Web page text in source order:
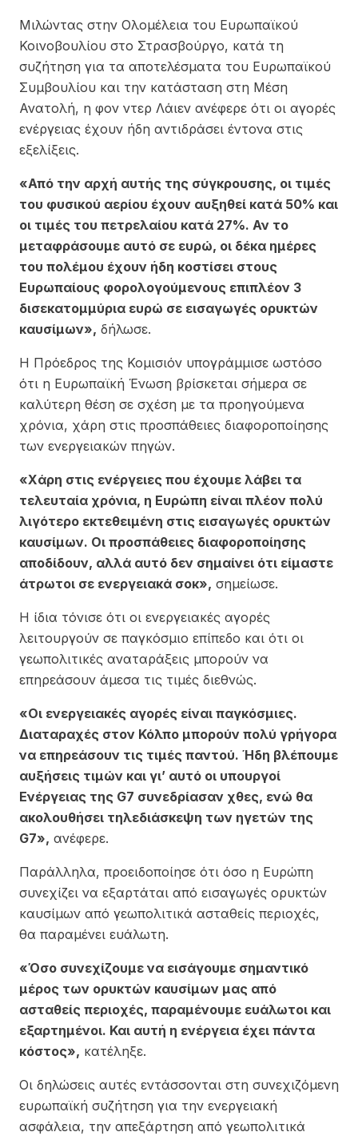
Μιλώντας στην Ολομέλεια του Ευρωπαϊκού
Κοινοβουλίου στο Στρασβούργο, κατά τη
συζήτηση για τα αποτελέσματα του Ευρωπαϊκού
Συμβουλίου και την κατάσταση στη Μέση
Ανατολή, η φον ντερ Λάιεν ανέφερε ότι οι αγορές
ενέργειας έχουν ήδη αντιδράσει έντονα στις
εξελίξεις.
«Από την αρχή αυτής της σύγκρουσης, οι τιμές
του φυσικού αερίου έχουν αυξηθεί κατά 50% και
οι τιμές του πετρελαίου κατά 27%. Αν το
μεταφράσουμε αυτό σε ευρώ, οι δέκα ημέρες
του πολέμου έχουν ήδη κοστίσει στους
Ευρωπαίους φορολογούμενους επιπλέον 3
δισεκατομμύρια ευρώ σε εισαγωγές ορυκτών
καυσίμων», δήλωσε.
Η Πρόεδρος της Κομισιόν υπογράμμισε ωστόσο
ότι η Ευρωπαϊκή Ένωση βρίσκεται σήμερα σε
καλύτερη θέση σε σχέση με τα προηγούμενα
χρόνια, χάρη στις προσπάθειες διαφοροποίησης
των ενεργειακών πηγών.
«Χάρη στις ενέργειες που έχουμε λάβει τα
τελευταία χρόνια, η Ευρώπη είναι πλέον πολύ
λιγότερο εκτεθειμένη στις εισαγωγές ορυκτών
καυσίμων. Οι προσπάθειες διαφοροποίησης
αποδίδουν, αλλά αυτό δεν σημαίνει ότι είμαστε
άτρωτοι σε ενεργειακά σοκ», σημείωσε.
Η ίδια τόνισε ότι οι ενεργειακές αγορές
λειτουργούν σε παγκόσμιο επίπεδο και ότι οι
γεωπολιτικές αναταράξεις μπορούν να
επηρεάσουν άμεσα τις τιμές διεθνώς.
«Οι ενεργειακές αγορές είναι παγκόσμιες.
Διαταραχές στον Κόλπο μπορούν πολύ γρήγορα
να επηρεάσουν τις τιμές παντού. Ήδη βλέπουμε
αυξήσεις τιμών και γι’ αυτό οι υπουργοί
Ενέργειας της G7 συνεδρίασαν χθες, ενώ θα
ακολουθήσει τηλεδιάσκεψη των ηγετών της
G7», ανέφερε.
Παράλληλα, προειδοποίησε ότι όσο η Ευρώπη
συνεχίζει να εξαρτάται από εισαγωγές ορυκτών
καυσίμων από γεωπολιτικά ασταθείς περιοχές,
θα παραμένει ευάλωτη.
«Όσο συνεχίζουμε να εισάγουμε σημαντικό
μέρος των ορυκτών καυσίμων μας από
ασταθείς περιοχές, παραμένουμε ευάλωτοι και
εξαρτημένοι. Και αυτή η ενέργεια έχει πάντα
κόστος», κατέληξε.
Οι δηλώσεις αυτές εντάσσονται στη συνεχιζόμενη
ευρωπαϊκή συζήτηση για την ενεργειακή
ασφάλεια, την απεξάρτηση από γεωπολιτικά